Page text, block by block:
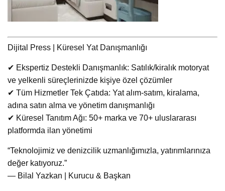
Dijital Press | Küresel Yat Danışmanlığı
✔ Ekspertiz Destekli Danışmanlık: Satılık/kiralık motoryat
ve yelkenli süreçlerinizde kişiye özel çözümler
✔ Tüm Hizmetler Tek Çatıda: Yat alım-satım, kiralama,
adına satın alma ve yönetim danışmanlığı
✔ Küresel Tanıtım Ağı: 50+ marka ve 70+ uluslararası
platformda ilan yönetimi
“Teknolojimiz ve denizcilik uzmanlığımızla, yatırımlarınıza
değer katıyoruz.”
— Bilal Yazkan | Kurucu & Başkan